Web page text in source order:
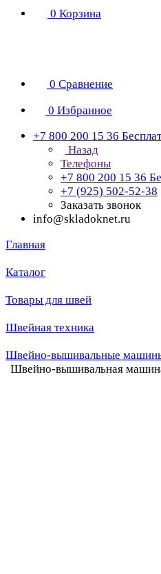
0 Корзина
0 Сравнение
0 Избранное
+7 800 200 15 36
Назад
Телефоны
+7 800 200 15 36
+7 (925) 502-52-38
Заказать звонок
info@skladoknet.ru
Главная
Каталог
Товары для швей
Швейная техника
Швейно-вышивальные
Швейно-вышивальная